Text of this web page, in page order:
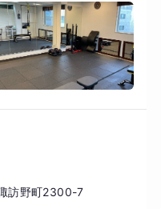
訪野町2300-7